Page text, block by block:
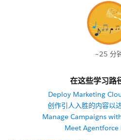
~25 分
在这些学习路
Deploy Marketing
创作引人入胜的内容以
Manage Campaigns
Meet Agentforce